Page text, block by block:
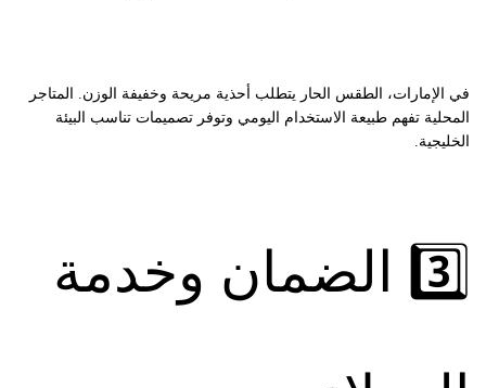
في الإمارات، الطقس الحار يتطلب أحذية مريحة وخفيفة الوزن. المتاجر
المحلية تفهم طبيعة الاستخدام اليومي وتوفر تصميمات تناسب البيئة
الخليجية.
3️⃣ الضمان وخدمة